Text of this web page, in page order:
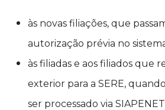
às novas filiações, que
autorização prévia no
às filiadas e aos filiados que
exterior para a SERE,
ser processado via